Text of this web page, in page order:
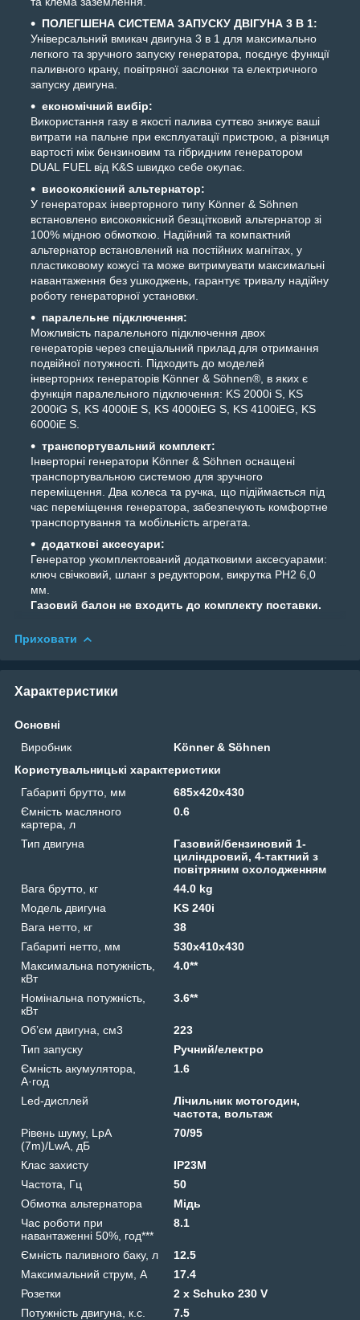
ПОЛЕГШЕНА СИСТЕМА ЗАПУСКУ ДВІГУНА 3 В 1:
Універсальний вмикач двигуна 3 в 1 для максимально
легкого та зручного запуску генератора, поєднує функції
паливного крану, повітряної заслонки та електричного
запуску двигуна.
економічний вибір:
Використання газу в якості палива суттєво знижує ваші
витрати на пальне при експлуатації пристрою, а різниця
вартості між бензиновим та гібридним генератором
DUAL FUEL від K&S швидко себе окупає.
високоякісний альтернатор:
У генераторах інверторного типу Könner & Söhnen
встановлено високоякісний безщітковий альтернатор зі
100% мідною обмоткою. Надійний та компактний
альтернатор встановлений на постійних магнітах, у
пластиковому кожусі та може витримувати максимальні
навантаження без ушкоджень, гарантує тривалу надійну
роботу генераторної установки.
паралельне підключення:
Можливість паралельного підключення двох
генераторів через спеціальний прилад для отримання
подвійної потужності. Підходить до моделей
інверторних генераторів Könner & Söhnen®, в яких є
функція паралельного підключення: KS 2000i S, KS
2000iG S, KS 4000iE S, KS 4000iEG S, KS 4100iEG, KS
6000iE S.
транспортувальний комплект:
Інверторні генератори Könner & Söhnen оснащені
транспортувальною системою для зручного
переміщення. Два колеса та ручка, що підіймається під
час переміщення генератора, забезпечують комфортне
транспортування та мобільність агрегата.
додаткові аксесуари:
Генератор укомплектований додатковими аксесуарами:
ключ свічковий, шланг з редуктором, викрутка РН2 6,0
мм.
Газовий балон не входить до комплекту поставки.
Приховати
Характеристики
Основні
Виробник
Könner & Söhnen
Користувальницькі характеристики
Габариті брутто, мм
685х420х430
Ємність масляного
картера, л
0.6
Тип двигуна
Газовий/бензиновий 1-
циліндровий, 4-тактний з
повітряним охолодженням
Вага брутто, кг
44.0 kg
Модель двигуна
KS 240i
Вага нетто, кг
38
Габариті нетто, мм
530х410х430
Максимальна потужність,
кВт
4.0**
Номінальна потужність,
кВт
3.6**
Об’єм двигуна, см3
223
Тип запуску
Ручний/електро
Ємність акумулятора,
А·год
1.6
Led-дисплей
Лічильник мотогодин,
частота, вольтаж
Рівень шуму, LpA
(7m)/LwA, дБ
70/95
Клас захисту
IP23M
Частота, Гц
50
Обмотка альтернатора
Мідь
Час роботи при
навантаженні 50%, год***
8.1
Ємність паливного баку, л
12.5
Максимальний струм, А
17.4
Розетки
2 x Schuko 230 V
Потужність двигуна, к.с.
7.5